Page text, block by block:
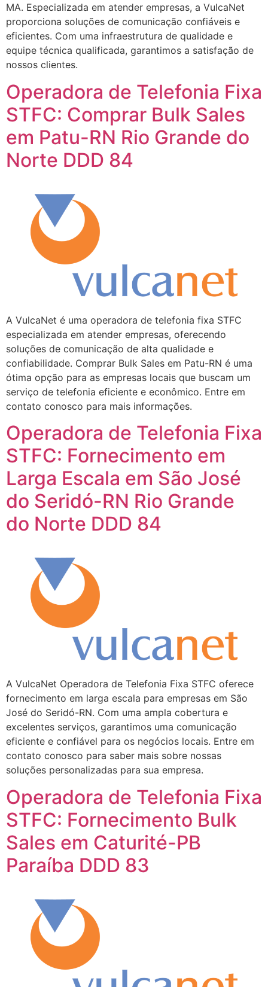
MA. Especializada em atender empresas, a VulcaNet
proporciona soluções de comunicação confiáveis e
eficientes. Com uma infraestrutura de qualidade e
equipe técnica qualificada, garantimos a satisfação de
nossos clientes.
Operadora de Telefonia Fixa
STFC: Comprar Bulk Sales
em Patu-RN Rio Grande do
Norte DDD 84
A VulcaNet é uma operadora de telefonia fixa STFC
especializada em atender empresas, oferecendo
soluções de comunicação de alta qualidade e
confiabilidade. Comprar Bulk Sales em Patu-RN é uma
ótima opção para as empresas locais que buscam um
serviço de telefonia eficiente e econômico. Entre em
contato conosco para mais informações.
Operadora de Telefonia Fixa
STFC: Fornecimento em
Larga Escala em São José
do Seridó-RN Rio Grande
do Norte DDD 84
A VulcaNet Operadora de Telefonia Fixa STFC oferece
fornecimento em larga escala para empresas em São
José do Seridó-RN. Com uma ampla cobertura e
excelentes serviços, garantimos uma comunicação
eficiente e confiável para os negócios locais. Entre em
contato conosco para saber mais sobre nossas
soluções personalizadas para sua empresa.
Operadora de Telefonia Fixa
STFC: Fornecimento Bulk
Sales em Caturité-PB
Paraíba DDD 83